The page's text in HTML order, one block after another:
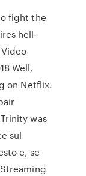
fight the
hell-
Well,
on Netflix.
was
sul
e, se